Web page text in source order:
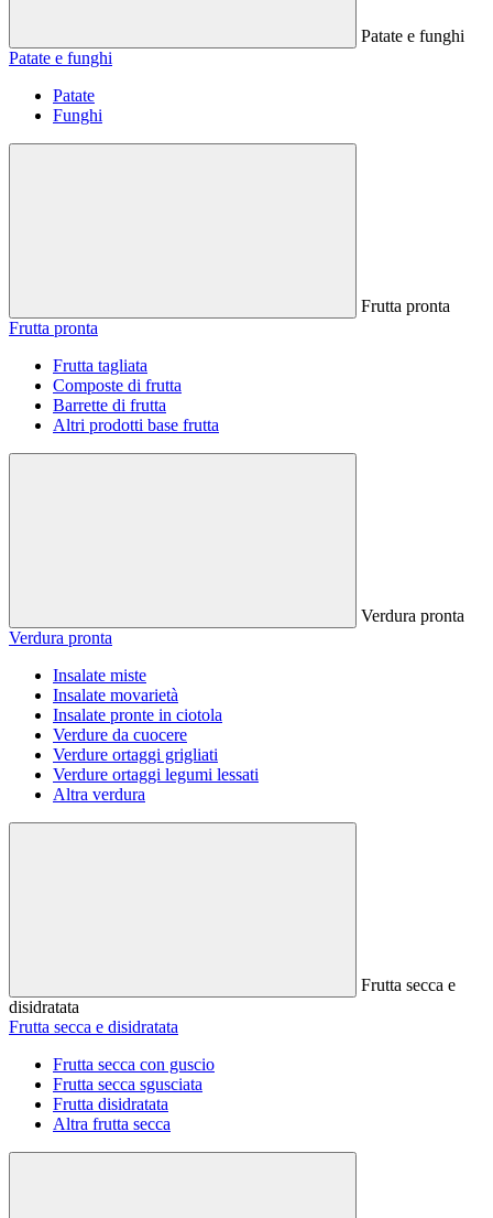
Patate e funghi
Patate e funghi
Patate
Funghi
Frutta pronta
Frutta pronta
Frutta tagliata
Composte di frutta
Barrette di frutta
Altri prodotti base frutta
Verdura pronta
Verdura pronta
Insalate miste
Insalate movarietà
Insalate pronte in ciotola
Verdure da cuocere
Verdure ortaggi grigliati
Verdure ortaggi legumi lessati
Altra verdura
Frutta secca e
disidratata
Frutta secca e disidratata
Frutta secca con guscio
Frutta secca sgusciata
Frutta disidratata
Altra frutta secca